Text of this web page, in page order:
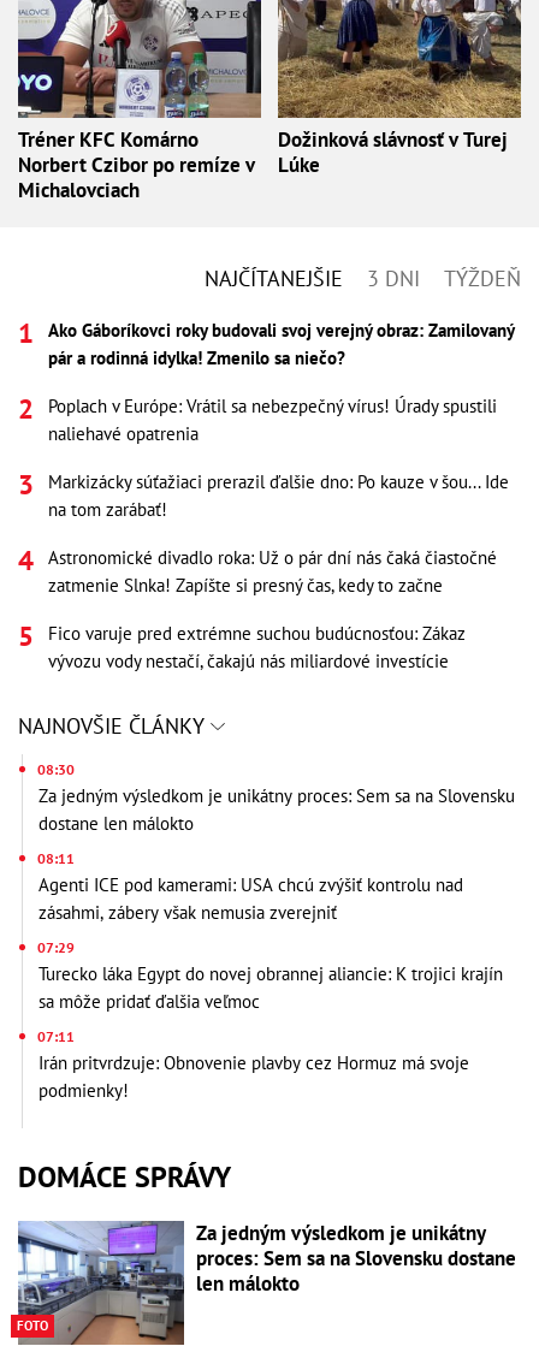
Tréner KFC Komárno
Norbert Czibor po remíze v
Michalovciach
Dožinková slávnosť v Turej
Lúke
NAJČÍTANEJŠIE 3 DNI TÝŽDEŇ
Ako Gáboríkovci roky budovali svoj verejný obraz: Zamilovaný
pár a rodinná idylka! Zmenilo sa niečo?
Poplach v Európe: Vrátil sa nebezpečný vírus! Úrady spustili
naliehavé opatrenia
Markizácky súťažiaci prerazil ďalšie dno: Po kauze v šou... Ide
na tom zarábať!
Astronomické divadlo roka: Už o pár dní nás čaká čiastočné
zatmenie Slnka! Zapíšte si presný čas, kedy to začne
Fico varuje pred extrémne suchou budúcnosťou: Zákaz
vývozu vody nestačí, čakajú nás miliardové investície
NAJNOVŠIE ČLÁNKY
08:30
Za jedným výsledkom je unikátny proces: Sem sa na Slovensku
dostane len málokto
08:11
Agenti ICE pod kamerami: USA chcú zvýšiť kontrolu nad
zásahmi, zábery však nemusia zverejniť
07:29
Turecko láka Egypt do novej obrannej aliancie: K trojici krajín
sa môže pridať ďalšia veľmoc
07:11
Irán pritvrdzuje: Obnovenie plavby cez Hormuz má svoje
podmienky!
DOMÁCE SPRÁVY
FOTO
Za jedným výsledkom je unikátny
proces: Sem sa na Slovensku dostane
len málokto